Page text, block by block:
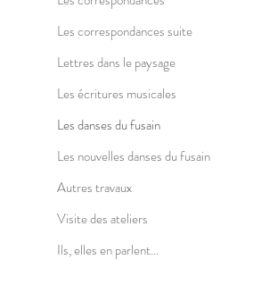
Les correspondances suite
Lettres dans le paysage
Les écritures musicales
Les danses du fusain
Les nouvelles danses du fusain
Autres travaux
Visite des ateliers
Ils, elles en parlent...